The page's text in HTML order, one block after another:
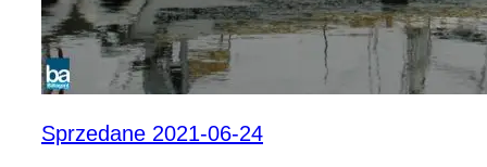
Sprzedane 2021-06-24